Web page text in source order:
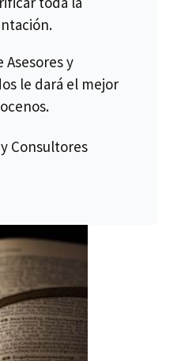
Asesores y
le dará el mejor
Consultores